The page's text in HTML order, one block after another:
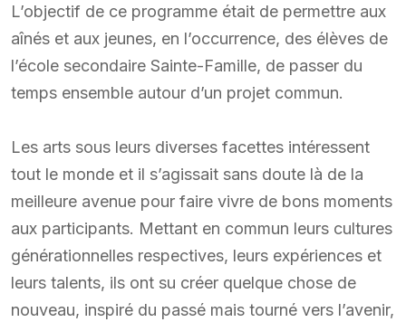
L’objectif de ce programme était de permettre aux
aînés et aux jeunes, en l’occurrence, des élèves de
l’école secondaire Sainte-Famille, de passer du
temps ensemble autour d’un projet commun.
Les arts sous leurs diverses facettes intéressent
tout le monde et il s’agissait sans doute là de la
meilleure avenue pour faire vivre de bons moments
aux participants. Mettant en commun leurs cultures
générationnelles respectives, leurs expériences et
leurs talents, ils ont su créer quelque chose de
nouveau, inspiré du passé mais tourné vers l’avenir,